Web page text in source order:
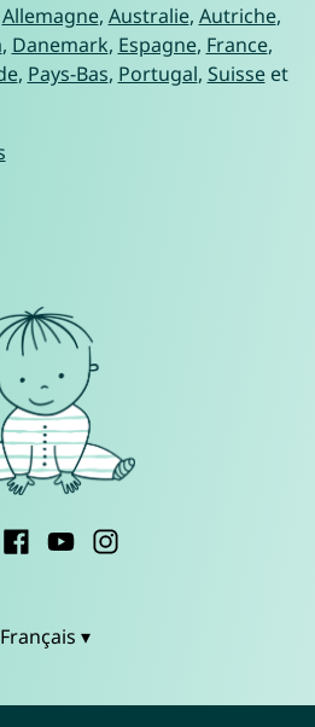
Allemagne, Australie, Autriche,
, Danemark, Espagne, France,
, Pays-Bas, Portugal, Suisseet
Français ▾